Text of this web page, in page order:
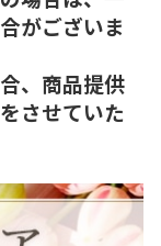
がございま
、商品提供
させていた